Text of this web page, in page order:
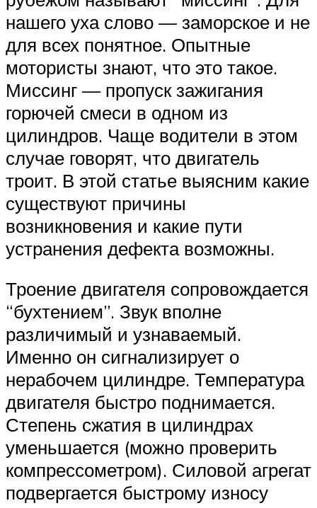
нашего уха слово — заморское и не
для всех понятное. Опытные
мотористы знают, что это такое.
Миссинг — пропуск зажигания
горючей смеси в одном из
цилиндров. Чаще водители в этом
случае говорят, что двигатель
троит. В этой статье выясним какие
существуют причины
возникновения и какие пути
устранения дефекта возможны.
Троение двигателя сопровождается
“бухтением”. Звук вполне
различимый и узнаваемый.
Именно он сигнализирует о
нерабочем цилиндре. Температура
двигателя быстро поднимается.
Степень сжатия в цилиндрах
уменьшается (можно проверить
компрессометром). Силовой агрегат
подвергается быстрому износу